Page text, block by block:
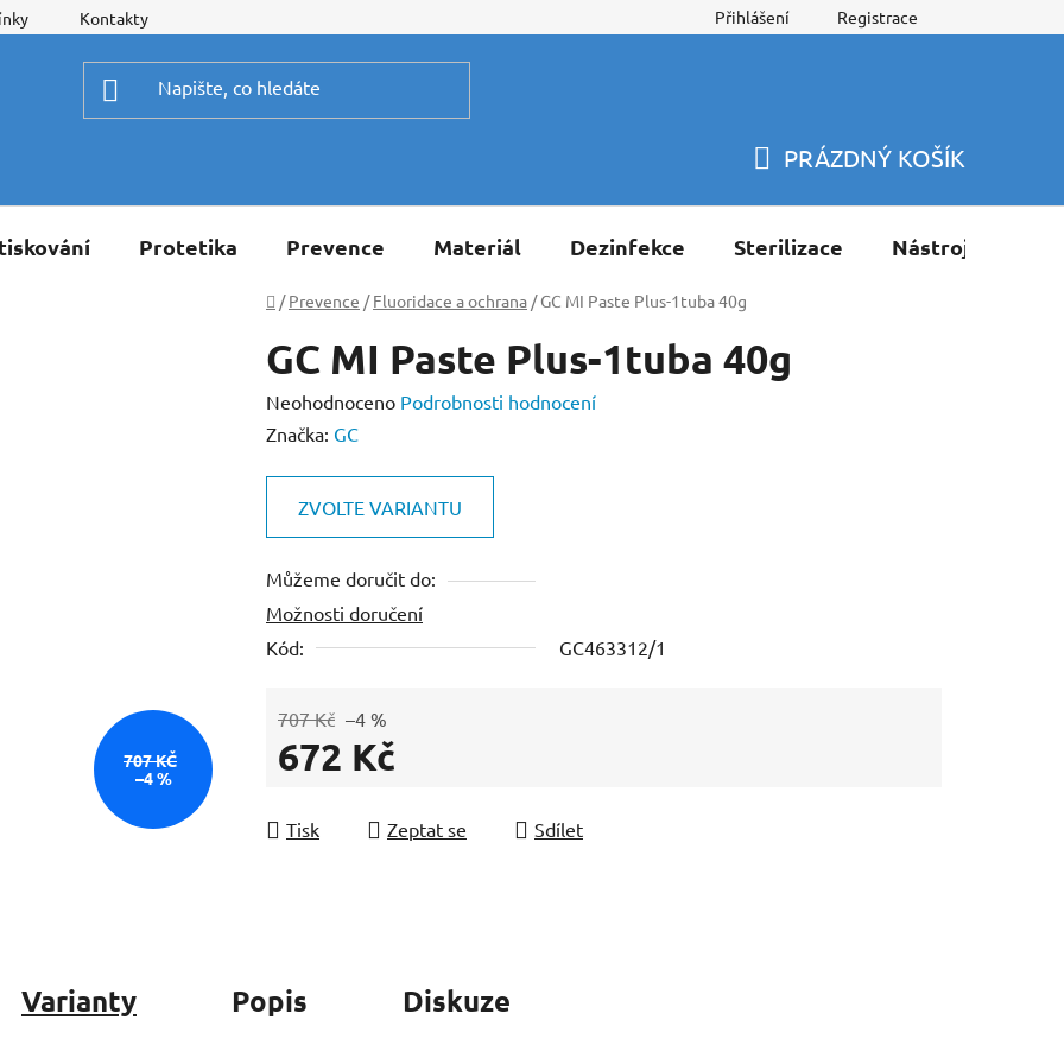
Kontakty Přihlášení Registrace
KOŠÍK
PRÁZDNÝ KOŠÍK
Protetika Prevence Materiál Dezinfekce Sterilizace Nástroje
Domů
/ Prevence / Fluoridace a ochrana / GC MI Paste Plus-1tuba 40g
GC MI Paste Plus-1tuba 40g
Průměrné
hodnocení
5
hvězdiček.
Neohodnoceno Podrobnosti hodnocení
Značka: GC
ZVOLTE VARIANTU
Můžeme doručit do:
Možnosti doručení
Kód:
GC463312/1
707 Kč –4 %
672 Kč
Tisk
Zeptat se Sdílet
707 KČ
–4 %
Varianty Popis Diskuze